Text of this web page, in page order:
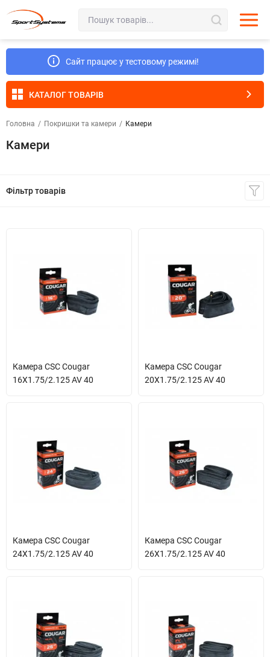
Сайт працює у тестовому режимі!
КАТАЛОГ ТОВАРІВ
Головна / Покришки та камери / Камери
Камери
Фільтр товарів
Камера CSC Cougar
16X1.75/2.125 AV 40
Камера CSC Cougar
20X1.75/2.125 AV 40
Камера CSC Cougar
24X1.75/2.125 AV 40
Камера CSC Cougar
26X1.75/2.125 AV 40